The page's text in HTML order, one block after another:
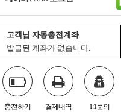
고객님 자동충전계좌
발급된 계좌가 없습니다.
충전하기 결제내역 1:1문의